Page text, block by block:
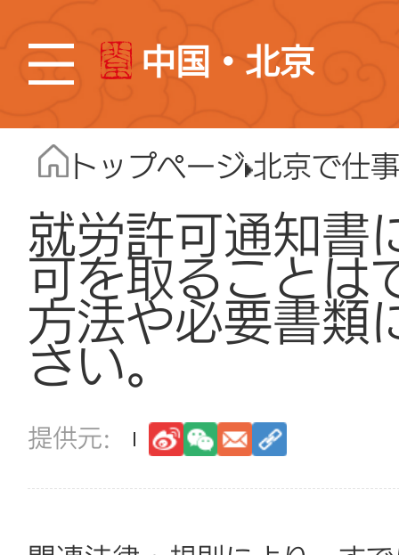
中国・北京
トップページ 北京で仕
就労許可通知書
可を取ることは
方法や必要書類
さい。